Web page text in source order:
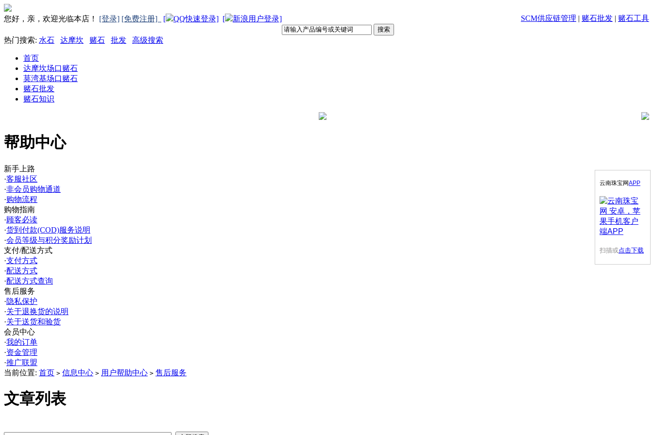
您好，亲，欢迎光临本店！ [登录] [免费注册] [ QQ快速登录] [ 新浪用户登录] SCM供应链管理 | 赌石批发 | 赌石工具
热门搜索: 水石 达摩坎 赌石 批发 高级搜索
首页
达摩坎场口赌石
莫湾基场口赌石
赌石批发
赌石知识
帮助中心
新手上路
·客服社区
·非会员购物通道
·购物流程
购物指南
·顾客必读
·货到付款(COD)服务说明
·会员等级与积分奖励计划
支付/配送方式
·支付方式
·配送方式
·配送方式查询
售后服务
·隐私保护
·关于退换货的说明
·关于送货和验货
会员中心
·我的订单
·资金管理
·推广联盟
当前位置: 首页 > 信息中心 > 用户帮助中心 > 售后服务
文章列表
云南珠宝网APP
扫描或点击下载